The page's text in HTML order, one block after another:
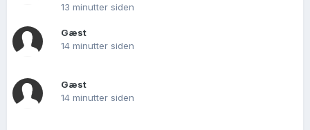
13 minutter siden
Gæst
14 minutter siden
Gæst
14 minutter siden